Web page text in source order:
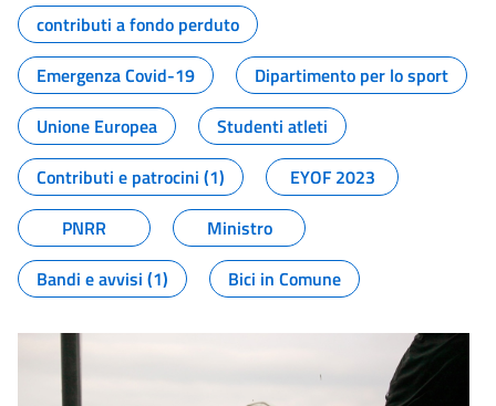
contributi a fondo perduto
Emergenza Covid-19
Dipartimento per lo sport
Unione Europea
Studenti atleti
Contributi e patrocini (1)
EYOF 2023
PNRR
Ministro
Bandi e avvisi (1)
Bici in Comune